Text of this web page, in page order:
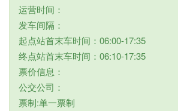
运营时间：
发车间隔：
起点站首末车时间：06:00-17:35
终点站首末车时间：06:10-17:35
票价信息：
公交公司：
票制:单一票制